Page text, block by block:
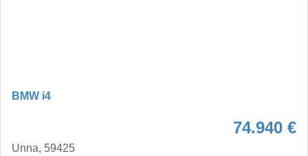
BMW i4
74.940 €
Unna, 59425